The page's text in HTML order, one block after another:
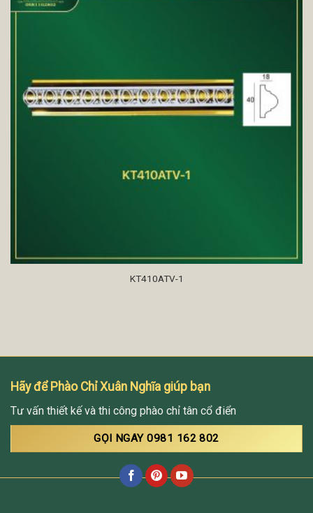
KT410ATV-1
Hãy để Phào Chỉ Xuân Nghĩa giúp bạn
Tư vấn thiết kế và thi công phào chỉ tân cổ điển
GỌI NGAY 0981 162 802